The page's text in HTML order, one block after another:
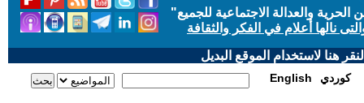
والعدالة الاجتماعية للجميع"
نالها أعلام في الفكر والثقافة
هنا لاستخدام الموقع البديل
English كوردي